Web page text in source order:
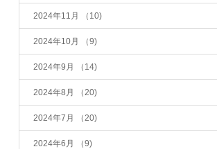
2024年11月 （10)
2024年10月 （9)
2024年9月 （14)
2024年8月 （20)
2024年7月 （20)
2024年6月 （9)